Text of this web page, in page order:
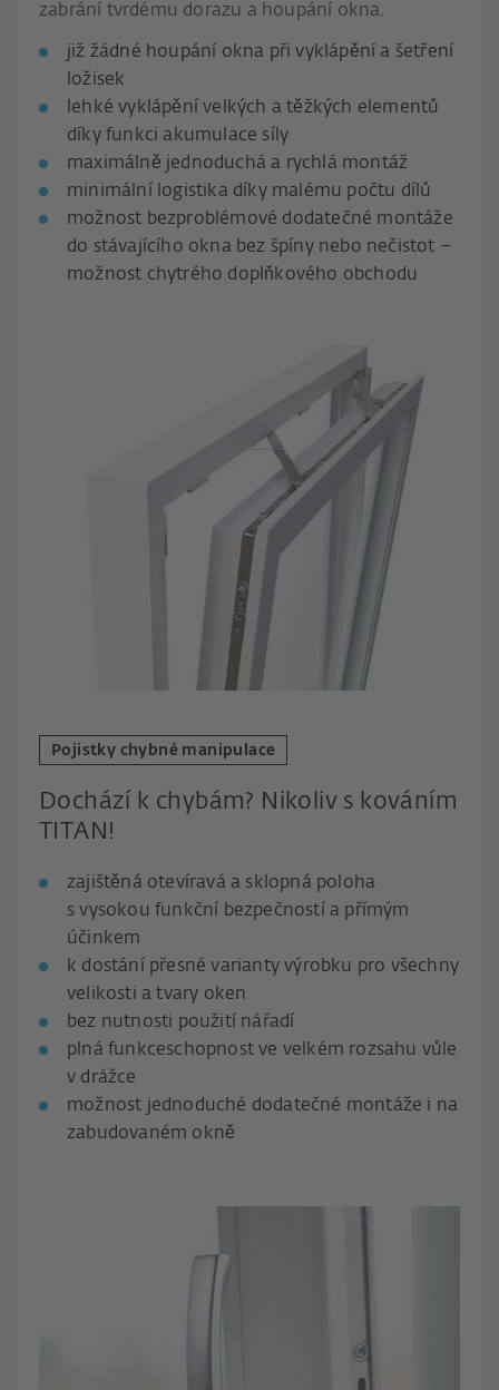
zabrání tvrdému dorazu a houpání okna.
již žádné houpání okna při vyklápění a šetření
ložisek
lehké vyklápění velkých a těžkých elementů
díky funkci akumulace síly
maximálně jednoduchá a rychlá montáž
minimální logistika díky malému počtu dílů
možnost bezproblémové dodatečné montáže
do stávajícího okna bez špíny nebo nečistot –
možnost chytrého doplňkového obchodu
Pojistky chybné manipulace
Dochází k chybám? Nikoliv s kováním
TITAN!
zajištěná otevíravá a sklopná poloha
s vysokou funkční bezpečností a přímým
účinkem
k dostání přesné varianty výrobku pro všechny
velikosti a tvary oken
bez nutnosti použití nářadí
plná funkceschopnost ve velkém rozsahu vůle
v drážce
možnost jednoduché dodatečné montáže i na
zabudovaném okně